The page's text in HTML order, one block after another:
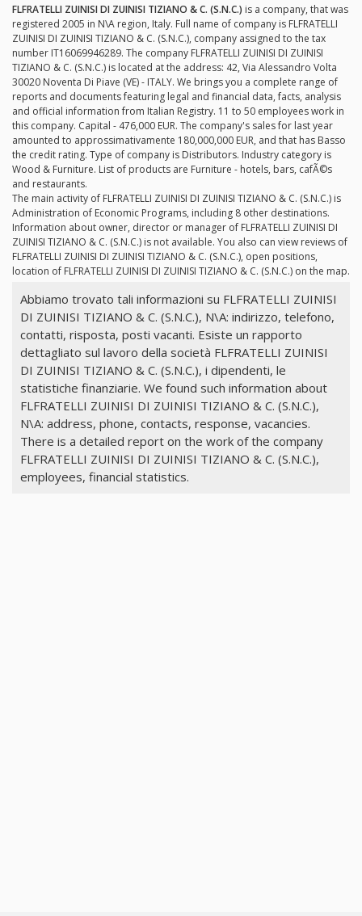
FLFRATELLI ZUINISI DI ZUINISI TIZIANO & C. (S.N.C.) is a company, that was
registered 2005 in N\A region, Italy. Full name of company is FLFRATELLI
ZUINISI DI ZUINISI TIZIANO & C. (S.N.C.), company assigned to the tax
number IT16069946289. The company FLFRATELLI ZUINISI DI ZUINISI
TIZIANO & C. (S.N.C.) is located at the address: 42, Via Alessandro Volta
30020 Noventa Di Piave (VE) - ITALY. We brings you a complete range of
reports and documents featuring legal and financial data, facts, analysis
and official information from Italian Registry. 11 to 50 employees work in
this company. Capital - 476,000 EUR. The company's sales for last year
amounted to approssimativamente 180,000,000 EUR, and that has Basso
the credit rating. Type of company is Distributors. Industry category is
Wood & Furniture. List of products are Furniture - hotels, bars, cafÃ©s
and restaurants.
The main activity of FLFRATELLI ZUINISI DI ZUINISI TIZIANO & C. (S.N.C.) is
Administration of Economic Programs, including 8 other destinations.
Information about owner, director or manager of FLFRATELLI ZUINISI DI
ZUINISI TIZIANO & C. (S.N.C.) is not available. You also can view reviews of
FLFRATELLI ZUINISI DI ZUINISI TIZIANO & C. (S.N.C.), open positions,
location of FLFRATELLI ZUINISI DI ZUINISI TIZIANO & C. (S.N.C.) on the map.
Abbiamo trovato tali informazioni su FLFRATELLI ZUINISI
DI ZUINISI TIZIANO & C. (S.N.C.), N\A: indirizzo, telefono,
contatti, risposta, posti vacanti. Esiste un rapporto
dettagliato sul lavoro della società FLFRATELLI ZUINISI
DI ZUINISI TIZIANO & C. (S.N.C.), i dipendenti, le
statistiche finanziarie. We found such information about
FLFRATELLI ZUINISI DI ZUINISI TIZIANO & C. (S.N.C.),
N\A: address, phone, contacts, response, vacancies.
There is a detailed report on the work of the company
FLFRATELLI ZUINISI DI ZUINISI TIZIANO & C. (S.N.C.),
employees, financial statistics.